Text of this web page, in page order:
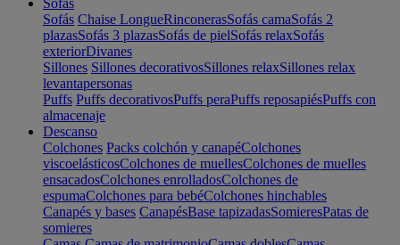
Sofás
Sofás Chaise LongueRinconerasSofás camaSofás 2
plazasSofás 3 plazasSofás de pielSofás relaxSofás
exteriorDivanes
Sillones Sillones decorativosSillones relaxSillones relax
levantapersonas
Puffs Puffs decorativosPuffs peraPuffs reposapiésPuffs con
almacenaje
Descanso
Colchones Packs colchón y canapéColchones
viscoelásticosColchones de muellesColchones de muelles
ensacadosColchones enrolladosColchones de
espumaColchones para bebéColchones hinchables
Canapés y bases CanapésBase tapizadasSomieresPatas de
somieres